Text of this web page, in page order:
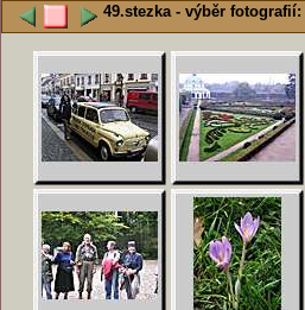
49.stezka - výběr fotografií: